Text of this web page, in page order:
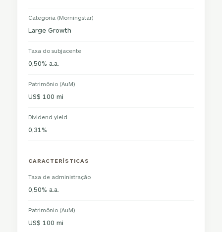
Categoria (Morningstar)
Large Growth
Taxa do subjacente
0,50% a.a.
Patrimônio (AuM)
US$ 100 mi
Dividend yield
0,31%
CARACTERÍSTICAS
Taxa de administração
0,50% a.a.
Patrimônio (AuM)
US$ 100 mi